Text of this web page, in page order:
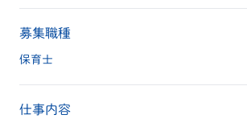
募集職種
保育士
仕事内容